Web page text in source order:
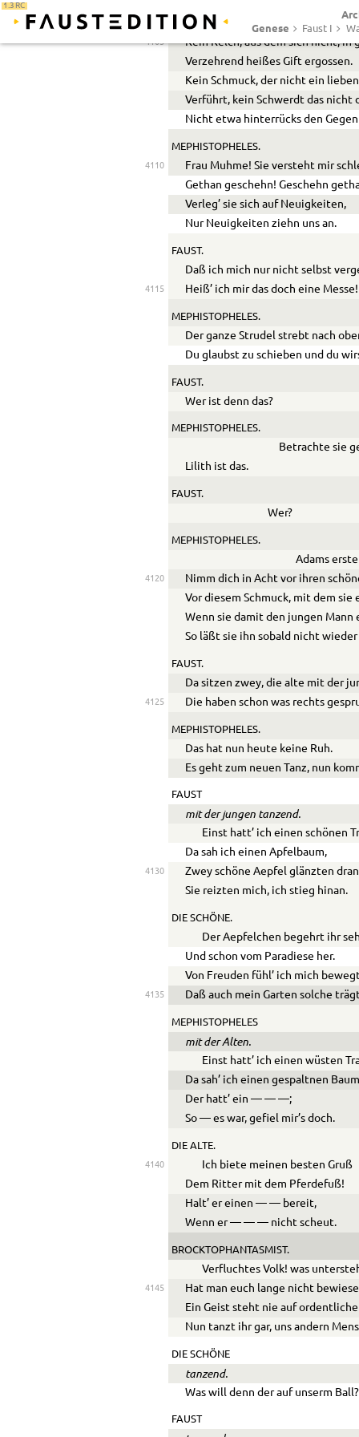
1.3 RC
Genese
Faust I
Kein Dolch ist hier, von dem nicht
4105
Kein Kelch, aus dem sich nicht, in
Verzehrend heißes Gift ergossen.
Kein Schmuck, der nicht ein
Verführt, kein Schwerdt das nicht
Nicht etwa hinterrücks den
MEPHISTOPHELES.
4110
Frau Muhme! Sie versteht mir
Gethan geschehn! Geschehn
Verleg’ sie sich auf Neuigkeiten,
Nur Neuigkeiten ziehn uns an.
FAUST.
Daß ich mich nur nicht selbst
4115 Heiß’ ich mir das doch eine Messe!
MEPHISTOPHELES.
Der ganze Strudel strebt nach
Du glaubst zu schieben und du
FAUST.
Wer ist denn das?
MEPHISTOPHELES.
Betrachte sie
Lilith ist das.
FAUST.
Wer?
MEPHISTOPHELES.
Adams erste
4120
Nimm dich in Acht vor ihren
Vor diesem Schmuck, mit dem sie
Wenn sie damit den jungen Mann
So läßt sie ihn sobald nicht
FAUST.
Da sitzen zwey, die alte mit der
4125 Die haben schon was rechts
MEPHISTOPHELES.
Das hat nun heute keine Ruh.
Es geht zum neuen Tanz, nun
FAUST
mit der jungen tanzend.
Einst hatt’ ich einen schönen
Da sah ich einen Apfelbaum,
4130
Zwey schöne Aepfel glänzten
Sie reizten mich, ich stieg hinan.
DIE SCHÖNE.
Der Aepfelchen begehrt ihr
Und schon vom Paradiese her.
Von Freuden fühl’ ich mich
4135 Daß auch mein Garten solche
MEPHISTOPHELES
mit der Alten.
Einst hatt’ ich einen wüsten
Da sah’ ich einen gespaltnen
Der hatt’ ein— — —;
So— es war, gefiel mir’s doch.
DIE ALTE.
4140
Ich biete meinen besten Gruß
Dem Ritter mit dem Pferdefuß!
Halt’ er einen— — bereit,
Wenn er— — — nicht scheut.
BROCKTOPHANTASMIST.
Verfluchtes Volk! was
4145
Hat man euch lange nicht
Ein Geist steht nie auf
Nun tanzt ihr gar, uns andern
DIE SCHÖNE
tanzend.
Was will denn der auf unserm Ball?
FAUST